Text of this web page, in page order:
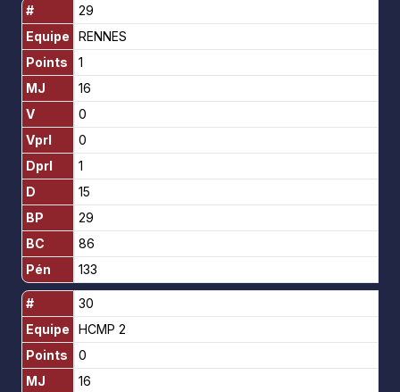
#
Equipe
Points
MJ
V
Vprl
Dprl
D
BP
BC
Pén
#
Equipe
Points
MJ
29
RENNES
1
16
0
0
1
15
29
86
133
30
HCMP 2
0
16